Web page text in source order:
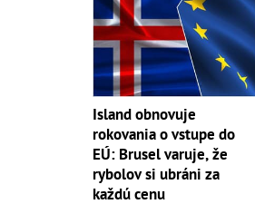
Island obnovuje
rokovania o vstupe do
EÚ: Brusel varuje, že
rybolov si ubráni za
každú cenu